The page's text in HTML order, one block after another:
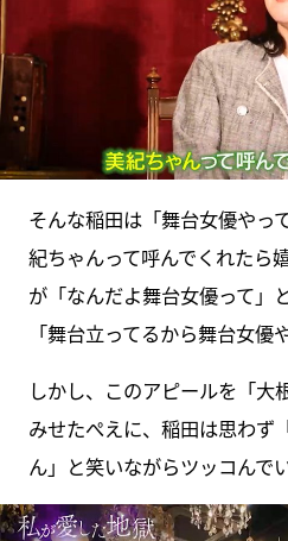
そんな稲田は「舞台女優やっ
紀ちゃんって呼んでくれたら
が「なんだよ舞台女優って」
「舞台立ってるから舞台女優
しかし、このアピールを「大
みせたぺえに、稲田は思わず
ん」と笑いながらツッコんで